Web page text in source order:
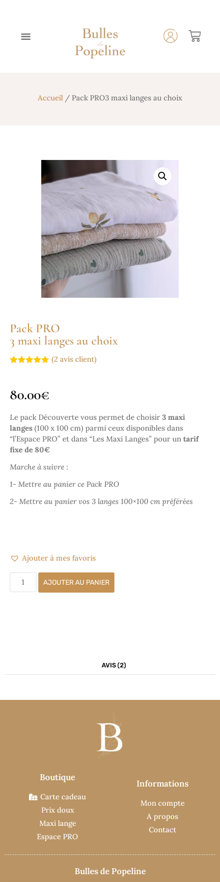
Accueil / Pack PRO3 maxi langes au choix
Pack PRO
3 maxi langes au choix
notations
client
(2 avis client)
80.00€
Le pack Découverte vous permet de choisir 3 maxi
langes (100 x 100 cm) parmi ceux disponibles dans
“l’Espace PRO” et dans “Les Maxi Langes” pour un tarif
fixe de 80€
Marche à suivre :
1- Mettre au panier ce Pack PRO
2- Mettre au panier vos 3 langes 100×100 cm préférées
Ajouter à mes favoris
AJOUTER AU PANIER
AVIS (2)
Boutique
Carte cadeau
Prix doux
Maxi lange
Espace PRO
Informations
Mon compte
A propos
Contact
Bulles de Popeline